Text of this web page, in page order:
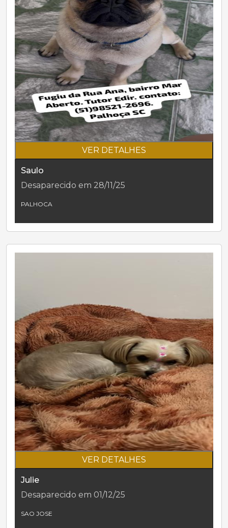
VER DETALHES
Saulo
Desaparecido em 28/11/25
PALHOCA
VER DETALHES
Julie
Desaparecido em 01/12/25
SAO JOSE